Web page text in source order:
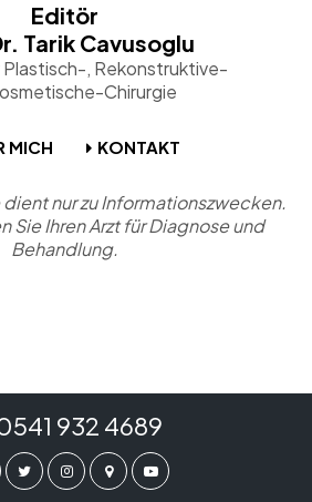
Editör
Tarik Cavusoglu
Plastisch-, Rekonstruktive-
Chirurgie
MICH KONTAKT
nur zu Informationszwecken.
Sie Ihren Arzt für Diagnose und
Behandlung.
932 4689